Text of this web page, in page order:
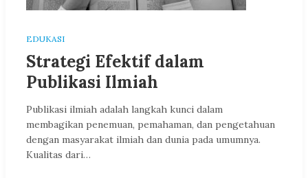
EDUKASI
Strategi Efektif dalam
Publikasi Ilmiah
Publikasi ilmiah adalah langkah kunci dalam
membagikan penemuan, pemahaman, dan pengetahuan
dengan masyarakat ilmiah dan dunia pada umumnya.
Kualitas dari…